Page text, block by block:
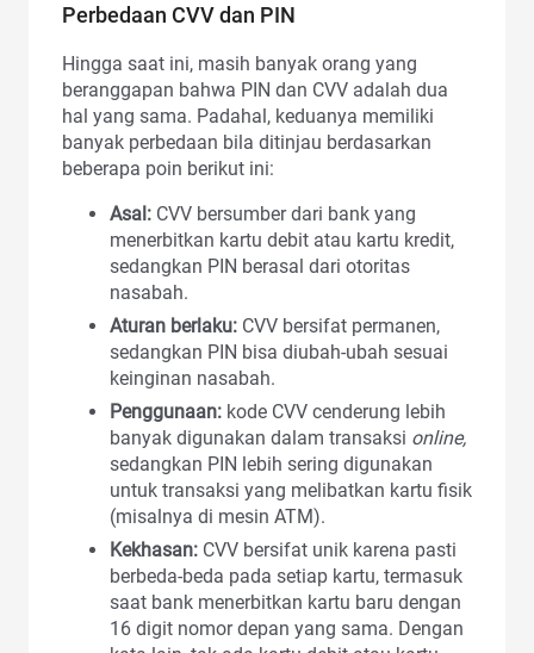
Perbedaan CVV dan PIN
Hingga saat ini, masih banyak orang yang
beranggapan bahwa PIN dan CVV adalah dua
hal yang sama. Padahal, keduanya memiliki
banyak perbedaan bila ditinjau berdasarkan
beberapa poin berikut ini:
Asal: CVV bersumber dari bank yang
menerbitkan kartu debit atau kartu kredit,
sedangkan PIN berasal dari otoritas
nasabah.
Aturan berlaku: CVV bersifat permanen,
sedangkan PIN bisa diubah-ubah sesuai
keinginan nasabah.
Penggunaan: kode CVV cenderung lebih
banyak digunakan dalam transaksi online,
sedangkan PIN lebih sering digunakan
untuk transaksi yang melibatkan kartu fisik
(misalnya di mesin ATM).
Kekhasan: CVV bersifat unik karena pasti
berbeda-beda pada setiap kartu, termasuk
saat bank menerbitkan kartu baru dengan
16 digit nomor depan yang sama. Dengan